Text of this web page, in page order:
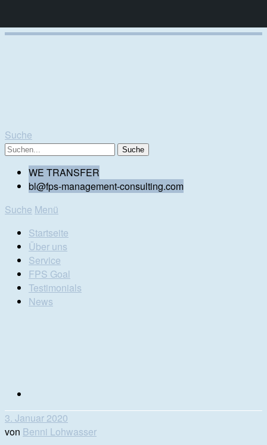
Suche
WE TRANSFER
bl@fps-management-consulting.com
Suche Menü
Startseite
Über uns
Service
FPS Goal
Testimonials
News
3. Januar 2020
von Benni Lohwasser